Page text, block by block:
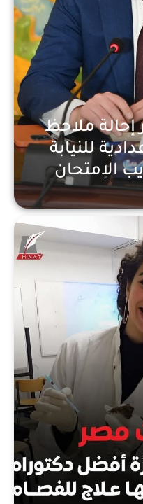
إحالة ملاحظ
للنيابة
الإمتحان